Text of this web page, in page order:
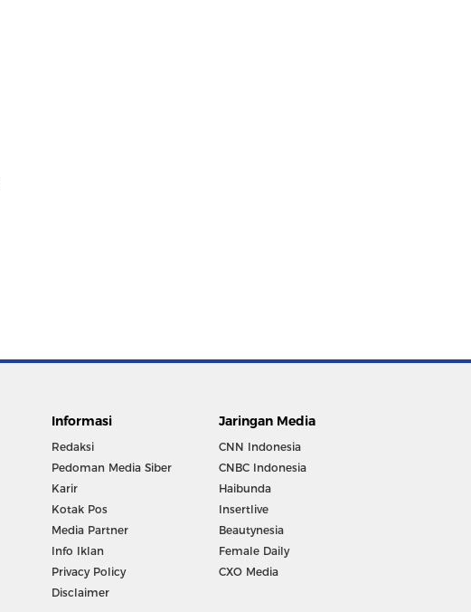
Informasi
Redaksi
Pedoman Media Siber
Karir
Kotak Pos
Media Partner
Info Iklan
Privacy Policy
Disclaimer
Jaringan Media
CNN Indonesia
CNBC Indonesia
Haibunda
Insertlive
Beautynesia
Female Daily
CXO Media